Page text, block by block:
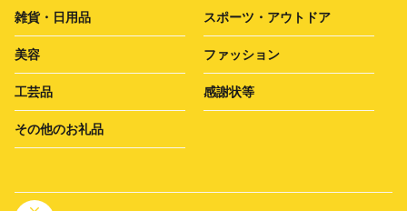
雑貨・日用品 スポーツ・アウトドア
美容 ファッション
工芸品 感謝状等
その他のお礼品